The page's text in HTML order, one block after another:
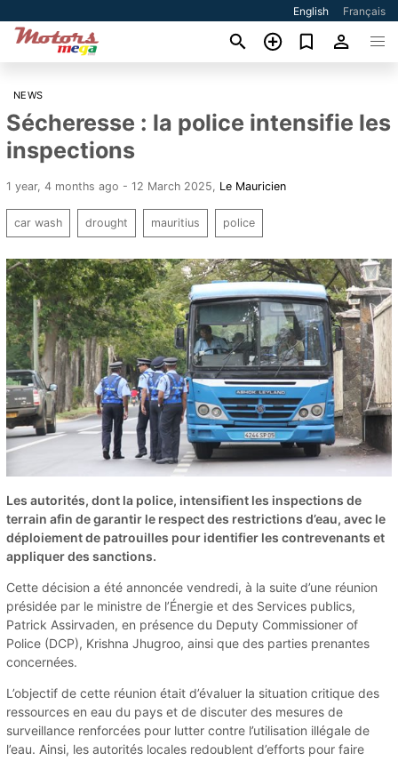
English Français
NEWS
Sécheresse : la police intensifie les
inspections
1 year, 4 months ago - 12 March 2025 Le Mauricien
car wash drought mauritius police
Les autorités, dont la police, intensifient les inspections de
terrain afin de garantir le respect des restrictions d’eau, avec le
déploiement de patrouilles pour identifier les contrevenants et
appliquer des sanctions.
Cette décision a été annoncée vendredi, à la suite d’une réunion
présidée par le ministre de l’Énergie et des Services publics,
Patrick Assirvaden, en présence du Deputy Commissioner of
Police (DCP), Krishna Jhugroo, ainsi que des parties prenantes
concernées.
L’objectif de cette réunion était d’évaluer la situation critique des
ressources en eau du pays et de discuter des mesures de
surveillance renforcées pour lutter contre l’utilisation illégale de
l’eau. Ainsi, les autorités locales redoublent d’efforts pour faire